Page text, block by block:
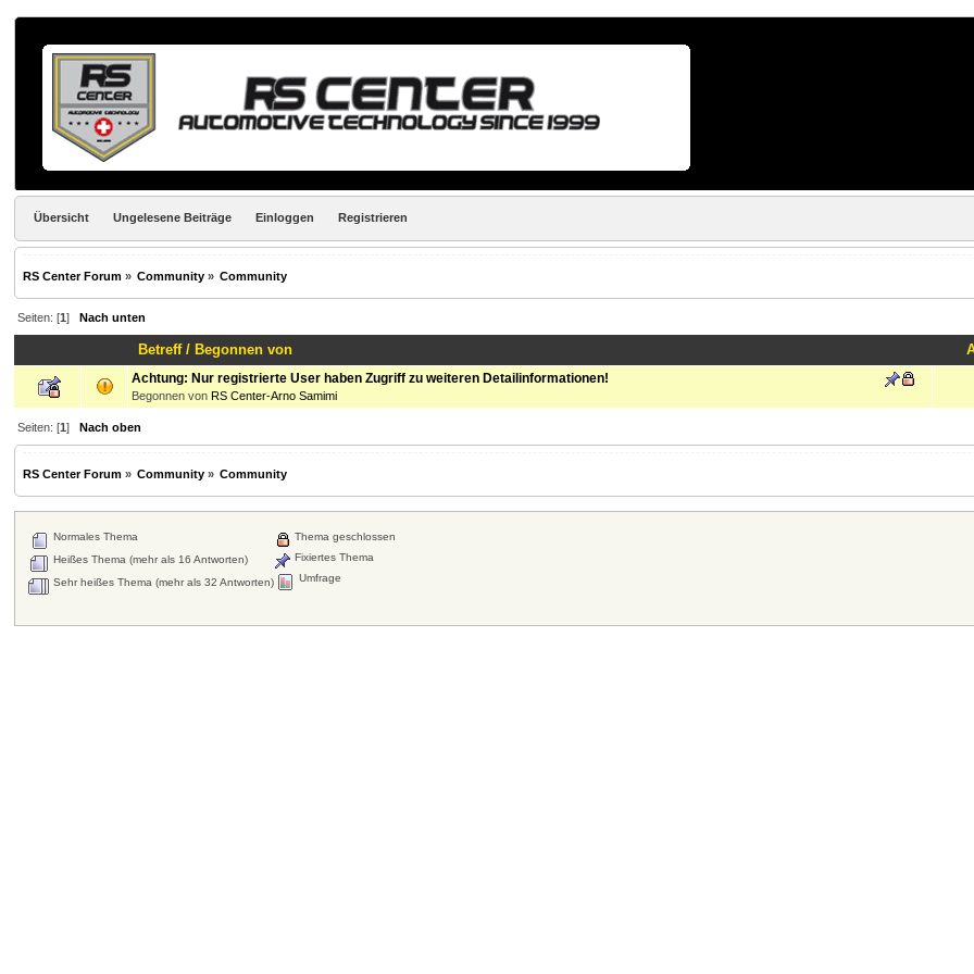
Übersicht Ungelesene Beiträge Einloggen Registrieren
RS Center Forum» Community » Community
Seiten: [1 ] Nach unten
Betreff/ Begonnen von
Achtung: Nur registrierte User haben Zugriff zu weiteren Detailinformationen!
Begonnen von RS Center-Arno Samimi
Seiten: [1] Nach oben
RS Center Forum» Community » Community
Normales Thema
Heißes Thema (mehr als 16 Antworten)
Sehr heißes Thema (mehr als 32 Antworten)
Thema geschlossen
Fixiertes Thema
Umfrage